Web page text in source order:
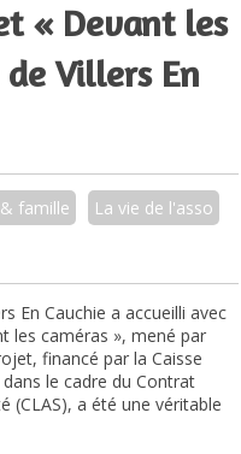
« Devant les
de Villers En
famille
La vie de l'asso
En Cauchie a accueilli avec
les caméras », mené par
financé par la Caisse
dans le cadre du Contrat
(CLAS), a été une véritable